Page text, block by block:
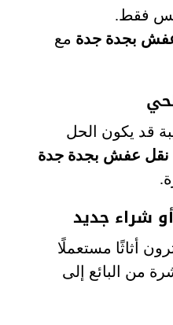
فقط.
بجدة جدة مع
قد يكون الحل
نقل عفش بجدة جدة
أثاثًا مستعملًا
من البائع إلى